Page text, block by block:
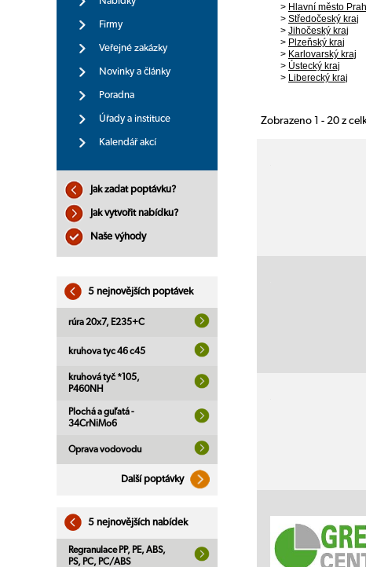
Firmy
Veřejné zakázky
Novinky a články
Poradna
Úřady a instituce
Kalendář akcí
Jak zadat poptávku?
Jak vytvořit nabídku?
Naše výhody
5 nejnovějších poptávek
rúra 20x7, E235+C
kruhova tyc 46 c45
kruhová tyč *105,
P460NH
Plochá a guľatá -
34CrNiMo6
Oprava vodovodu
Další poptávky
5 nejnovějších nabídek
Regranulace PP, PE, ABS,
PS, PC, PC/ABS
> Hlavní město
> Středočeský kraj
> Jihočeský kraj
> Plzeňský kraj
> Karlovarský kraj
> Ústecký kraj
> Liberecký kraj
Zobrazeno 1 - 20 z